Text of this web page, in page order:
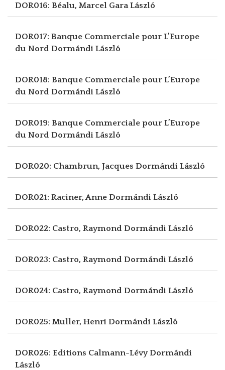
DOR016: Béalu, Marcel Gara László
DOR017: Banque Commerciale pour L’Europe
du Nord Dormándi László
DOR018: Banque Commerciale pour L’Europe
du Nord Dormándi László
DOR019: Banque Commerciale pour L’Europe
du Nord Dormándi László
DOR020: Chambrun, Jacques Dormándi László
DOR021: Raciner, Anne Dormándi László
DOR022: Castro, Raymond Dormándi László
DOR023: Castro, Raymond Dormándi László
DOR024: Castro, Raymond Dormándi László
DOR025: Muller, Henri Dormándi László
DOR026: Editions Calmann-LévyDormándi
László